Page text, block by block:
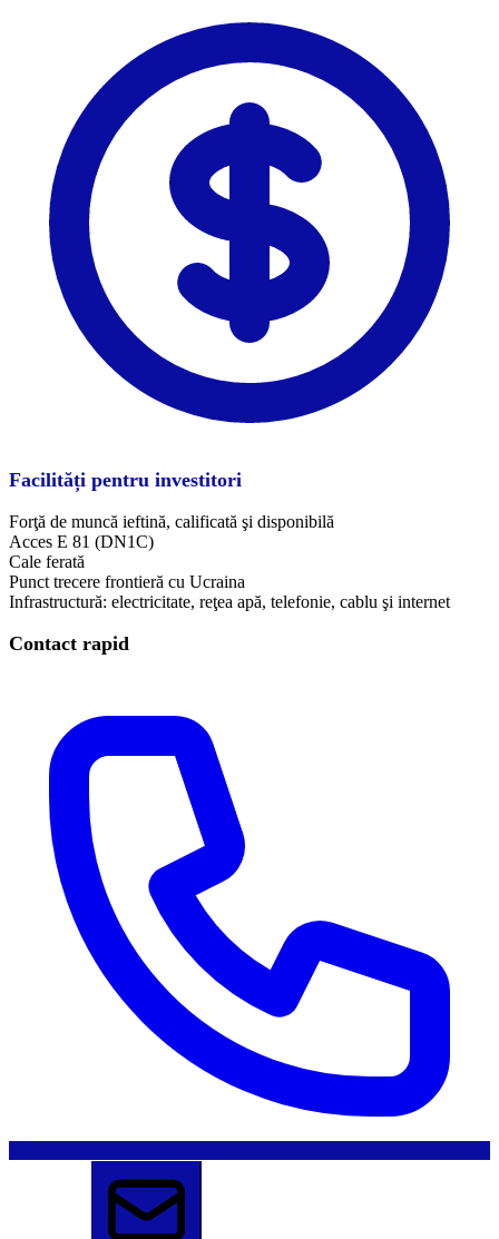
Facilități pentru investitori
Forţă de muncă ieftină, calificată şi disponibilă
Acces E 81 (DN1C)
Cale ferată
Punct trecere frontieră cu Ucraina
Infrastructură: electricitate, reţea apă, telefonie, cablu şi internet
Contact rapid